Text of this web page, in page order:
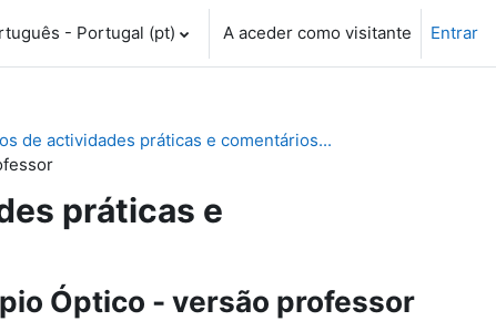
- Portugal ‎(pt)‎ A aceder como visitante Entrar
de actividades práticas e comentários...
práticas e
Óptico - versão professor